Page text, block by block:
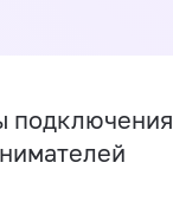
подключения